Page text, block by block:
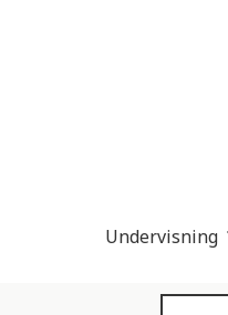
Undervisning